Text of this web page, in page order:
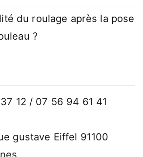
du roulage après la pose
?
12 / 07 56 94 61 41
gustave Eiffel 91100